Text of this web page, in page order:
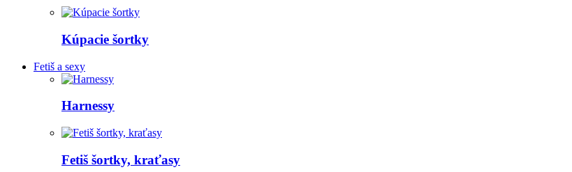
Kúpacie šortky
Fetiš a sexy
Harnessy
Fetiš šortky, kraťasy